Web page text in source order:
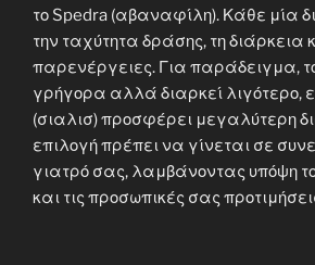
το Spedra (αβαναφίλη). Κάθε μία
την ταχύτητα δράσης, τη διάρκεια
παρενέργειες. Για παράδειγμα,
γρήγορα αλλά διαρκεί λιγότερο,
(σιαλισ) προσφέρει μεγαλύτερη
επιλογή πρέπει να γίνεται σε
γιατρό σας, λαμβάνοντας υπόψη
και τις προσωπικές σας